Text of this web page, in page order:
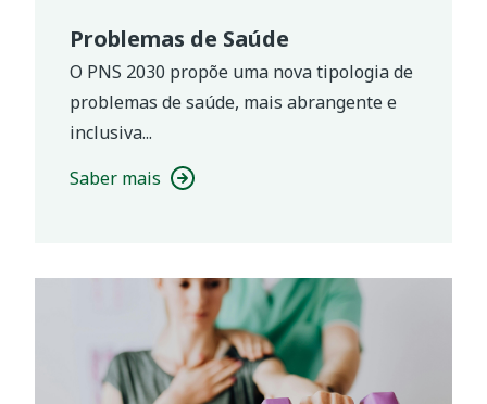
Problemas de Saúde
O PNS 2030 propõe uma nova tipologia de
problemas de saúde, mais abrangente e
inclusiva...
Saber mais